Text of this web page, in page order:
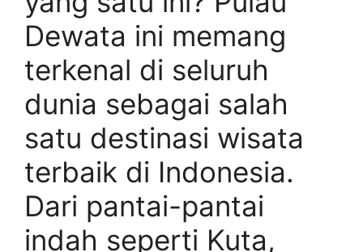
Dewata ini memang
terkenal di seluruh
dunia sebagai salah
satu destinasi wisata
terbaik di Indonesia.
Dari pantai-pantai
indah seperti Kuta,